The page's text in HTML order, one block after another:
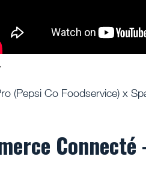
(Pepsi Co Foodservice) x